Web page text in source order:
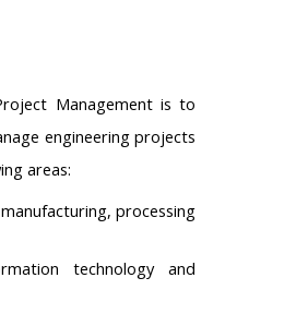
Management is to
engineering projects
areas:
processing
technology and